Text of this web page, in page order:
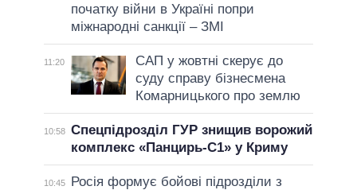
початку війни в Україні попри
міжнародні санкції – ЗМІ
11:20
САП у жовтні скерує до
суду справу бізнесмена
Комарницького про землю
10:58 Спецпідрозділ ГУР знищив ворожий
комплекс «Панцирь-С1» у Криму
10:45
Росія формує бойові підрозділи з